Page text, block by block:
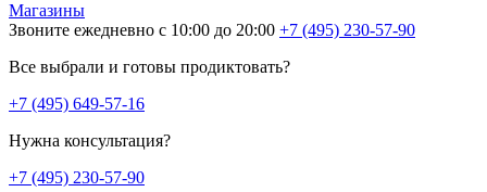
Магазины
Звоните ежедневно с 10:00 до 20:00 +7 (495) 230-57-90
Все выбрали и готовы продиктовать?
+7 (495) 649-57-16
Нужна консультация?
+7 (495) 230-57-90